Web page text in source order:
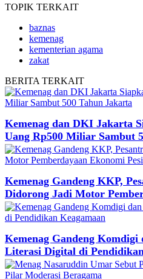
TOPIK TERKAIT
baznas
kemenag
kementerian agama
zakat
BERITA TERKAIT
Kemenag dan DKI Jakarta
Uang Rp500 Miliar Sambut
Kemenag Gandeng KKP,
Didorong Jadi Motor
Kemenag Gandeng Komdigi
Literasi Digital di